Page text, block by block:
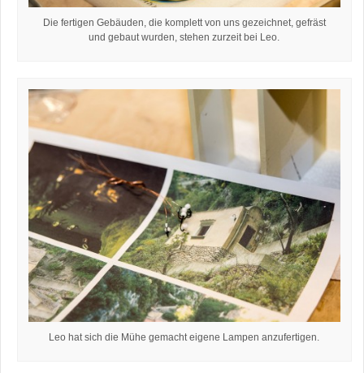
Die fertigen Gebäuden, die komplett von uns gezeichnet, gefräst
und gebaut wurden, stehen zurzeit bei Leo.
Leo hat sich die Mühe gemacht eigene Lampen anzufertigen.